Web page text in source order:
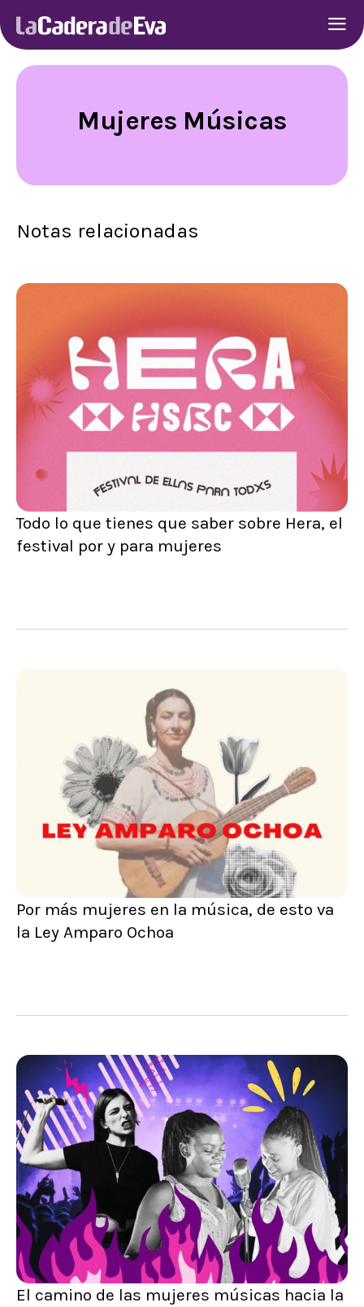
Mujeres Músicas
Notas relacionadas
Todo lo que tienes que saber sobre Hera, el
festival por y para mujeres
Por más mujeres en la música, de esto va
la Ley Amparo Ochoa
El camino de las mujeres músicas hacia la